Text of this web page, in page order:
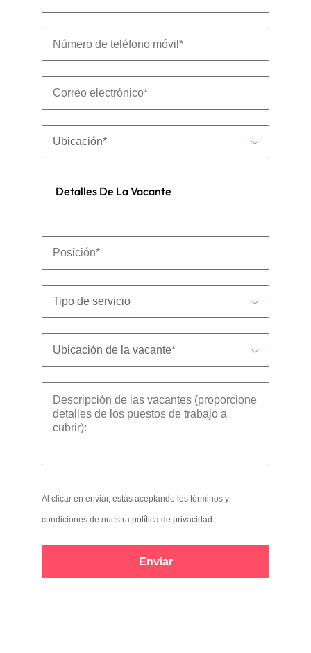
Detalles De La Vacante
Al clicar en enviar, estás aceptando los términos y
condiciones de nuestra política de privacidad .
Enviar